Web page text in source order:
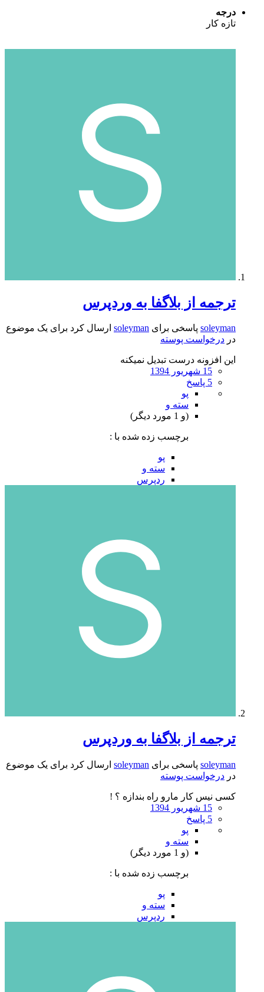
درجه
تازه کار
ترجمه از بلاگفا به وردپرس
soleyman پاسخی برای soleyman ارسال کرد برای یک موضوع
در درخواست پوسته
این افزونه درست تبدیل نمیکنه
15 شهریور 1394
5 پاسخ
پو
سته و
(و 1 مورد دیگر)
برچسب زده شده با :
پو
سته و
ردپرس
ترجمه از بلاگفا به وردپرس
soleyman پاسخی برای soleyman ارسال کرد برای یک موضوع
در درخواست پوسته
کسی نیس کار مارو راه بندازه ؟ !
15 شهریور 1394
5 پاسخ
پو
سته و
(و 1 مورد دیگر)
برچسب زده شده با :
پو
سته و
ردپرس